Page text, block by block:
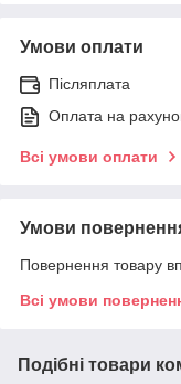
Умови оплати
Післяплата
Оплата на
Всі умови оплати
Умови
Повернення товару
Всі умови
Подібні товари